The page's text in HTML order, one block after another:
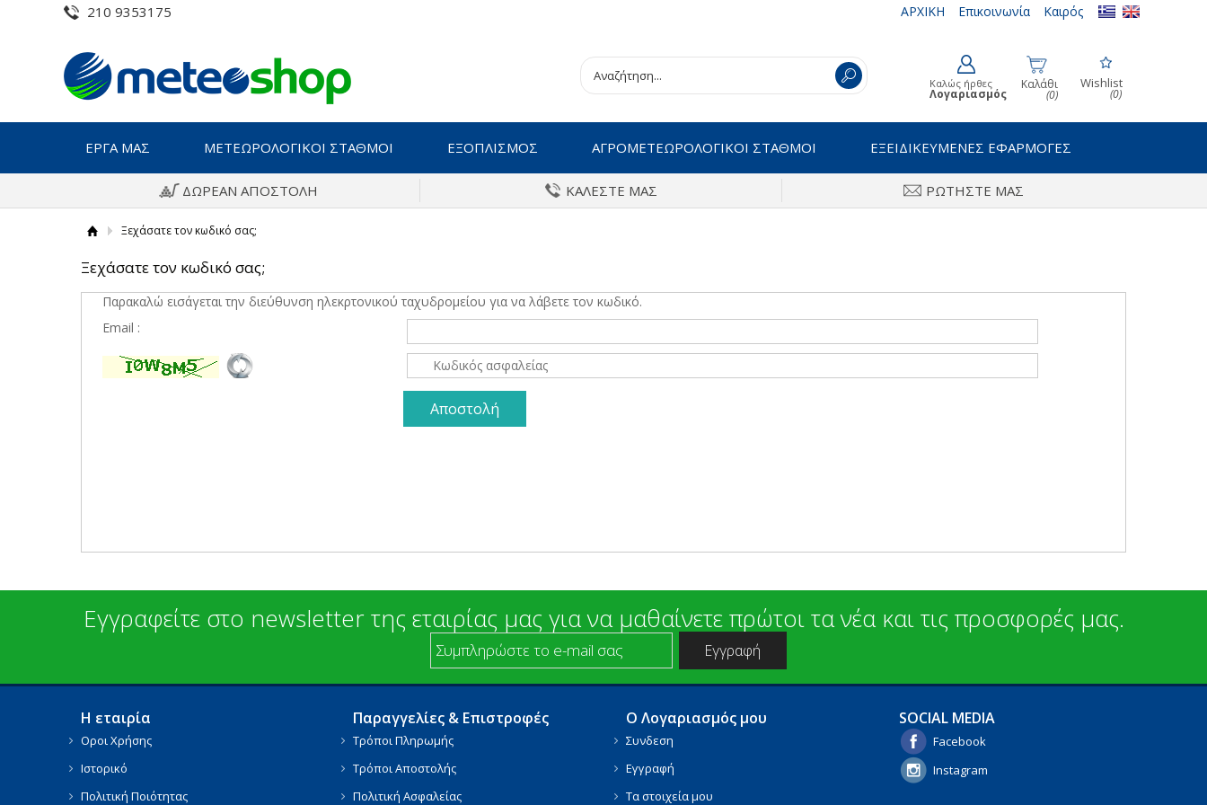
210 9353175 ΑΡΧΙΚΗ Επικοινωνία Καιρός
Καλώς ήρθες
Λογαριασμός
Καλάθι
(0)
Wishlist
(0)
ΕΡΓΑ ΜΑΣ ΜΕΤΕΩΡΟΛΟΓΙΚΟΙ ΣΤΑΘΜΟΙ ΕΞΟΠΛΙΣΜΟΣ ΑΓΡΟΜΕΤΕΩΡΟΛΟΓΙΚΟΙ ΣΤΑΘΜΟΙ ΕΞΕΙΔΙΚΕΥΜΕΝΕΣ ΕΦΑΡΜΟΓΕΣ
ΔΩΡΕΑΝ ΑΠΟΣΤΟΛΗ ΚΑΛΕΣΤΕ ΜΑΣ ΡΩΤΗΣΤΕ ΜΑΣ
Ξεχάσατε τον κωδικό σας;
Ξεχάσατε τον κωδικό σας;
Παρακαλώ εισάγεται την διεύθυνση ηλεκρτονικού ταχυδρομείου για να λάβετε τον κωδικό.
Email :
Εγγραφείτε στο newsletter της εταιρίας μας για να μαθαίνετε πρώτοι τα νέα και τις προσφορές μας.
Η εταιρία
Οροι Χρήσης
Ιστορικό
Πολιτική Ποιότητας
Παραγγελίες & Επιστροφές
Τρόποι Πληρωμής
Τρόποι Αποστολής
Πολιτική Ασφαλείας
Ο Λογαριασμός μου
Συνδεση
Εγγραφή
Τα στοιχεία μου
SOCIAL MEDIA
Facebook
Instagram